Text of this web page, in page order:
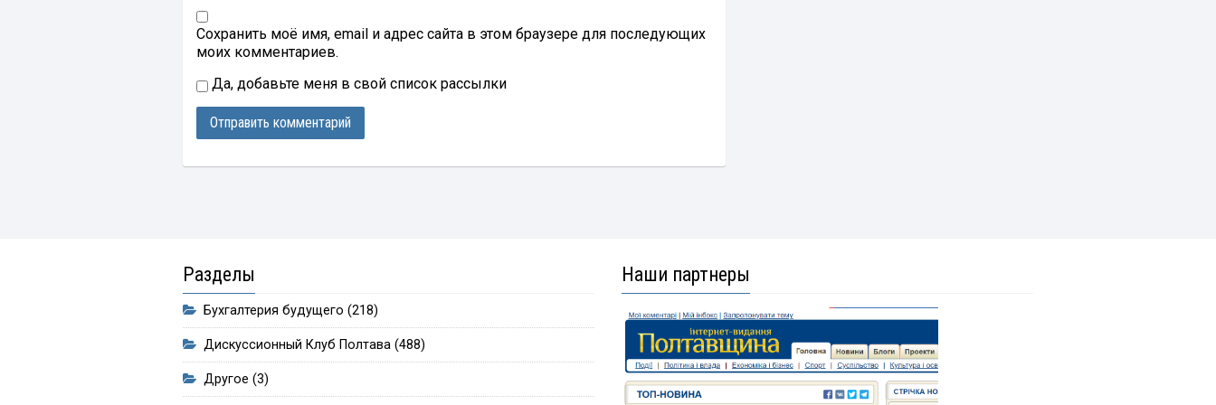
Сохранить моё имя, email и адрес сайта в этом браузере для последующих
моих комментариев.
Да, добавьте меня в свой список рассылки
Разделы
Бухгалтерия будущего (218)
Дискуссионный Клуб Полтава (488)
Другое (3)
Наши партнеры